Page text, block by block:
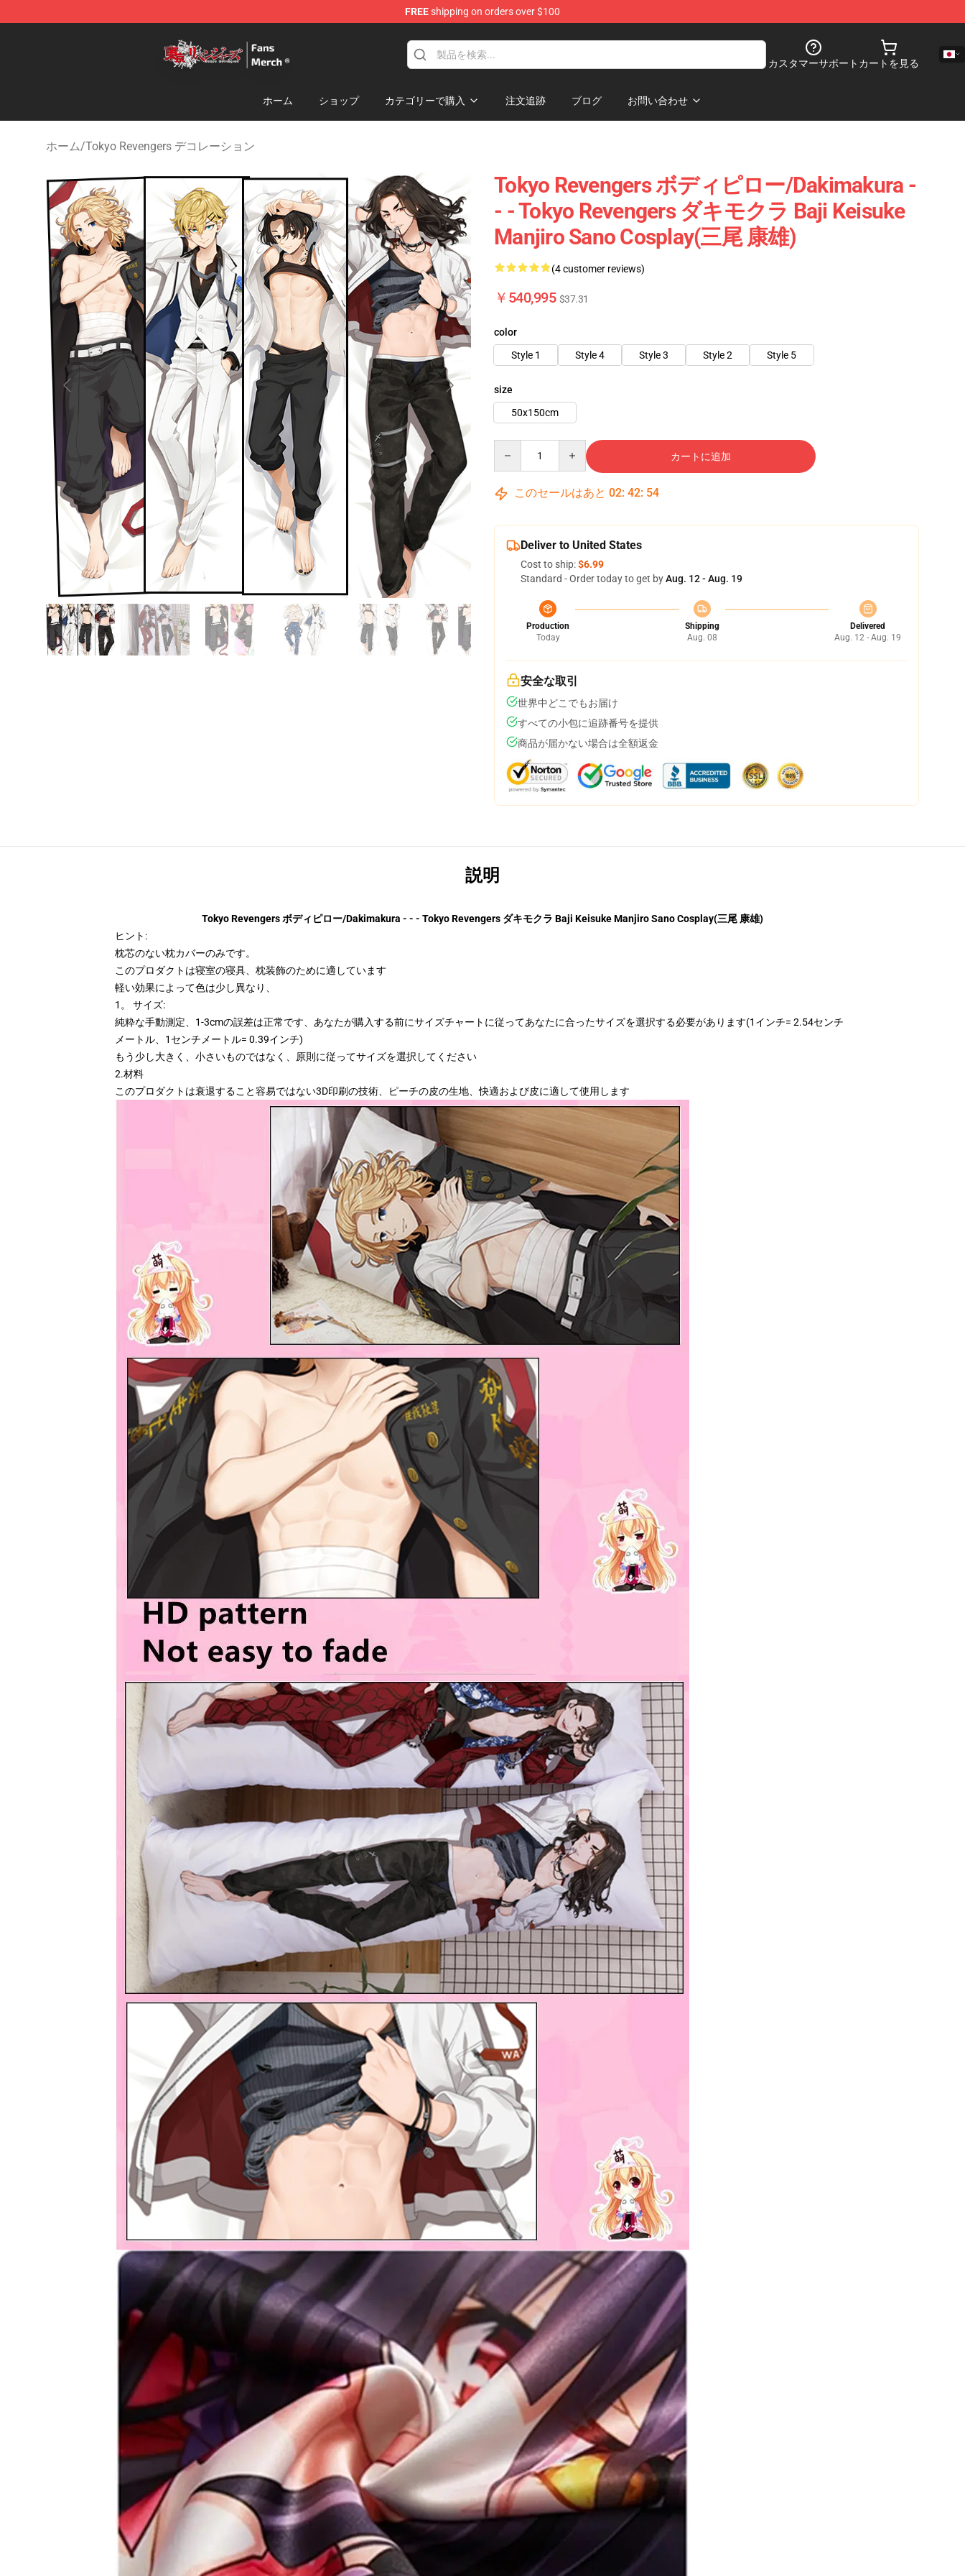
FREEshipping on orders over $100
カスタマーサポート カートを見る
ホーム ショップ カテゴリーで購入 注文追跡 ブログ お問い合わせ
ホーム/Tokyo Revengers デコレーション
Tokyo Revengers ボディピロー/Dakimakura -
- - Tokyo Revengers ダキモクラ Baji Keisuke
Manjiro Sano Cosplay(三尾 康雄)
(4 customer reviews)
￥540,995 $37.31
color
Style 1
Style 4 Style 3 Style 2 Style 5
size
50x150cm
カートに追加
このセールはあと 02: 42: 52
Deliver to United States
Cost to ship:$6.99
Standard - Order today to get byAug. 12 - Aug. 19
Production
Today
Shipping
Aug. 08
Delivered
Aug. 12 - Aug. 19
安全な取引
世界中どこでもお届け
すべての小包に追跡番号を提供
商品が届かない場合は全額返金
説明
Tokyo Revengers ボディピロー/Dakimakura - - - Tokyo Revengers ダキモクラ Baji Keisuke Manjiro Sano Cosplay(三尾 康雄)
ヒント:
枕芯のない枕カバーのみです。
このプロダクトは寝室の寝具、枕装飾のために適しています
軽い効果によって色は少し異なり、
1。 サイズ:
純粋な手動測定、1-3cmの誤差は正常です、あなたが購入する前にサイズチャートに従ってあなたに合ったサイズを選択する必要があります(1インチ= 2.54センチ
メートル、1センチメートル= 0.39インチ)
もう少し大きく、小さいものではなく、原則に従ってサイズを選択してください
2.材料
このプロダクトは衰退すること容易ではない3D印刷の技術、ピーチの皮の生地、快適および皮に適して使用します